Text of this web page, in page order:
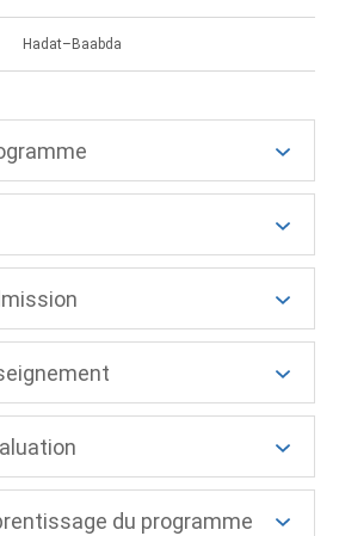
Hadat–Baabda
du programme